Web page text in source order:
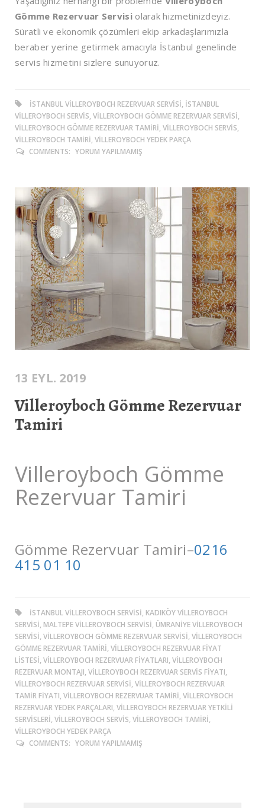
Gömme Rezervuar Servisi olarak hizmetinizdeyiz.
Süratli ve ekonomik çözümleri ekip arkadaşlarımızla
beraber yerine getirmek amacıyla İstanbul genelinde
servis hizmetini sizlere sunuyoruz.
ISTANBUL VILLEROYBOCH REZERVUAR SERVISI, ISTANBUL
VILLEROYBOCH SERVIS, VILLEROYBOCH GÖMME REZERVUAR SERVISI,
VILLEROYBOCH GÖMME REZERVUAR TAMIRI, VILLEROYBOCH SERVIS,
VILLEROYBOCH TAMIRI, VILLEROYBOCH YEDEK PARÇA
COMMENTS: YORUM YAPILMAMIŞ
13 EYL. 2019
Villeroyboch Gömme Rezervuar
Tamiri
Villeroyboch Gömme
Rezervuar Tamiri
Gömme Rezervuar Tamiri–0216
415 01 10
ISTANBUL VILLEROYBOCH SERVISI, KADIKÖY VILLEROYBOCH
SERVISI, MALTEPE VILLEROYBOCH SERVISI, ÜMRANIYE VILLEROYBOCH
SERVISI, VILLEROYBOCH GÖMME REZERVUAR SERVISI, VILLEROYBOCH
GÖMME REZERVUAR TAMIRI, VILLEROYBOCH REZERVUAR FIYAT
LISTESI, VILLEROYBOCH REZERVUAR FIYATLARI, VILLEROYBOCH
REZERVUAR MONTAJI, VILLEROYBOCH REZERVUAR SERVIS FIYATI,
VILLEROYBOCH REZERVUAR SERVISI, VILLEROYBOCH REZERVUAR
TAMIR FIYATI, VILLEROYBOCH REZERVUAR TAMIRI, VILLEROYBOCH
REZERVUAR YEDEK PARÇALARI, VILLEROYBOCH REZERVUAR YETKILI
SERVISLERI, VILLEROYBOCH SERVIS, VILLEROYBOCH TAMIRI,
VILLEROYBOCH YEDEK PARÇA
COMMENTS: YORUM YAPILMAMIŞ